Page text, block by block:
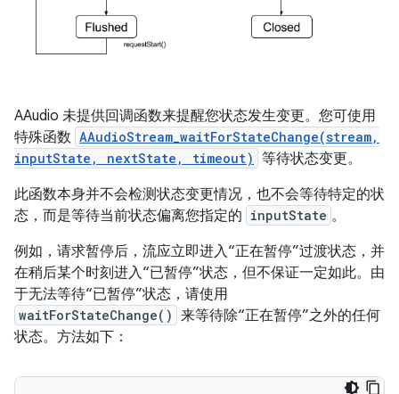
AAudio 未提供回调函数来提醒您状态发生变更。您可使用
特殊函数 AAudioStream_waitForStateChange(stream,
inputState, nextState, timeout) 等待状态变更。
此函数本身并不会检测状态变更情况，也不会等待特定的状
态，而是等待当前状态偏离您指定的 inputState 。
例如，请求暂停后，流应立即进入“正在暂停”过渡状态，并
在稍后某个时刻进入“已暂停”状态，但不保证一定如此。由
于无法等待“已暂停”状态，请使用
waitForStateChange() 来等待除“正在暂停”之外的任何
状态。 方法如下：